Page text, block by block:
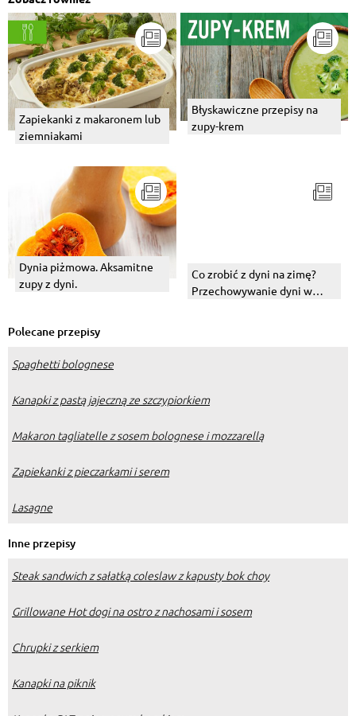
Zapiekanki z makaronem lub
ziemniakami
Błyskawiczne przepisy na
zupy-krem
Dynia piżmowa. Aksamitne
zupy z dyni.
Co zrobić z dyni na zimę?
Przechowywanie dyni w
Polecane przepisy
Spaghetti bolognese
Kanapki z pastą jajeczną ze szczypiorkiem
Makaron tagliatelle z sosem bolognese i mozzarellą
Zapiekanki z pieczarkami i serem
Lasagne
Inne przepisy
Steak sandwich z sałatką coleslaw z kapusty bok choy
Grillowane Hot dogi na ostro z nachosami i sosem
Chrupki z serkiem
Kanapki na piknik